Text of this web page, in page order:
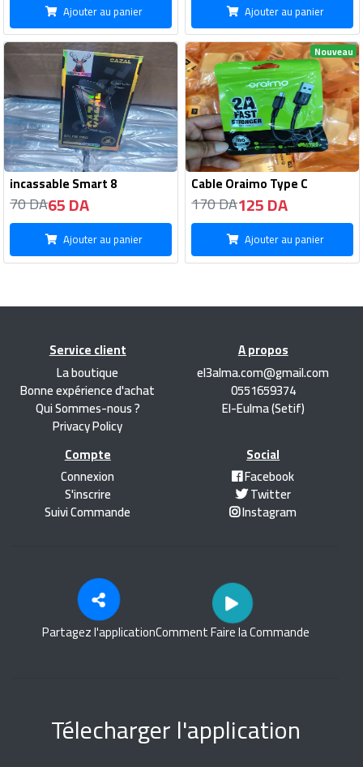
Ajouter au panier Ajouter au panier
incassable Smart 8
70 DA65 DA
Ajouter au panier
Nouveau
Cable Oraimo Type C
170 DA125 DA
Ajouter au panier
Service client
La boutique
Bonne expérience d'achat
Qui Sommes-nous ?
Privacy Policy
A propos
el3alma.com@gmail.com
0551659374
El-Eulma (Setif)
Compte
Connexion
S'inscrire
Suivi Commande
Social
Facebook
Twitter
Instagram
Partagez l'applicationComment Faire la Commande
Télecharger l'application